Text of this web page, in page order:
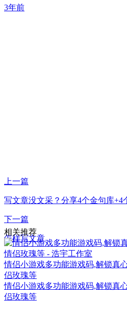
3年前
上一篇
写文章没文采？分享4个金句库+4
下一篇
怎样写文章
相关推荐
情侣小游戏多功能游戏码,解锁真
侣玫瑰等
情侣小游戏多功能游戏码,解锁真
侣玫瑰等